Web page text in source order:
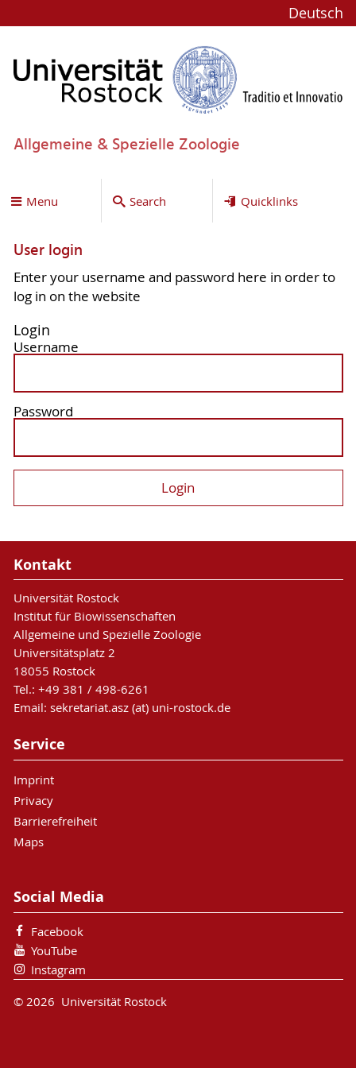
Deutsch
Allgemeine & Spezielle Zoologie
Menu Search Quicklinks
User login
Enter your username and password here in order to
log in on the website
Login
Username
Password
Kontakt
Universität Rostock
Institut für Biowissenschaften
Allgemeine und Spezielle Zoologie
Universitätsplatz 2
18055 Rostock
Tel.: +49 381 / 498-6261
Email: sekretariat.asz (at) uni-rostock.de
Service
Imprint
Privacy
Barrierefreiheit
Maps
Social Media
Facebook
YouTube
Instagram
© 2026 Universität Rostock